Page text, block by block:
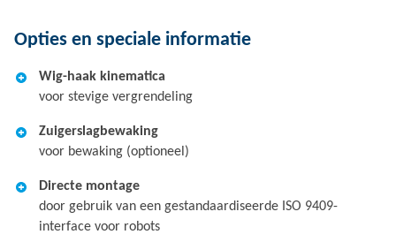
Opties en speciale informatie
Wig-haak kinematica
voor stevige vergrendeling
Zuigerslagbewaking
voor bewaking (optioneel)
Directe montage
door gebruik van een gestandaardiseerde ISO 9409-
interface voor robots